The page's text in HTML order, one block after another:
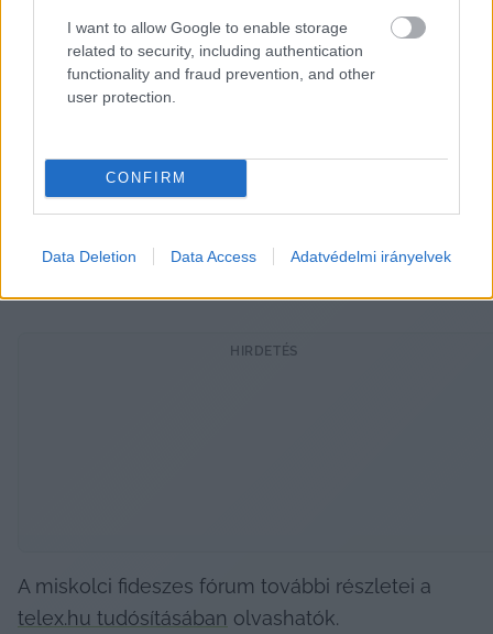
I want to allow Google to enable storage
related to security, including authentication
functionality and fraud prevention, and other
user protection.
CONFIRM
Data Deletion Data Access Adatvédelmi irányelvek
Az államadósságról szólva Orbán azt mondta,
Magyarország idővel ledolgozza a jelenlegi, 73–
74 százalékos szintet, és egyszer majd
mostani kormány hiteleire vonatkozott, Orbán
Trianonig vezette vissza az eladósodottságot, és
hangsúlyozta: a kormány ígéretei nem hitelből
HIRDETÉS
telex.hu tudósításában olvashatók.